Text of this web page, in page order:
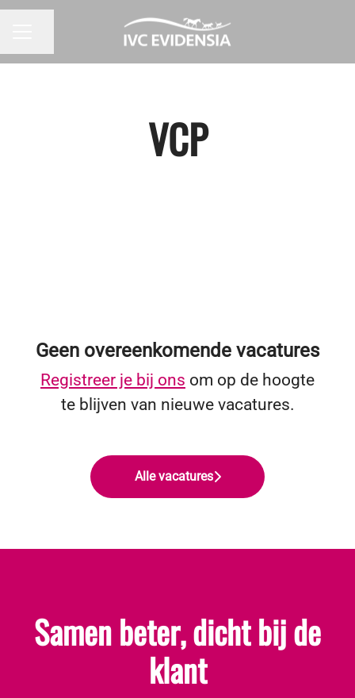
VCP
Geen overeenkomende vacatures
Registreer je bij ons om op de hoogte
te blijven van nieuwe vacatures.
Alle vacatures
Samen beter, dicht bij de
klant